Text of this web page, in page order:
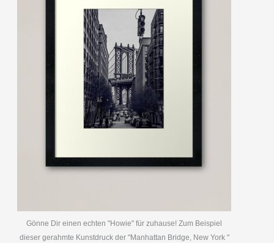
Gönne Dir einen echten "Howie" für zuhause! Zum Beispiel
dieser gerahmte Kunstdruck der "Manhattan Bridge, New York "